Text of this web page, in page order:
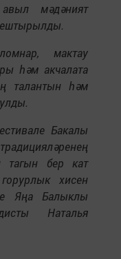
мәдәният
мактау
һәм акчалата
талантын һәм
Бакалы
тагын бер кат
хисен
Яңа Балыклы
Наталья